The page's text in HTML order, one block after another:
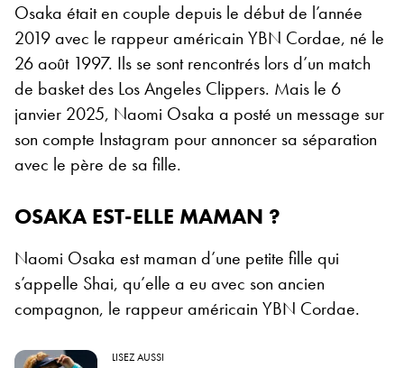
Osaka était en couple depuis le début de l’année
2019 avec le rappeur américain YBN Cordae, né le
26 août 1997. Ils se sont rencontrés lors d’un match
de basket des Los Angeles Clippers. Mais le 6
janvier 2025, Naomi Osaka a posté un message sur
son compte Instagram pour annoncer sa séparation
avec le père de sa fille.
OSAKA EST-ELLE MAMAN ?
Naomi Osaka est maman d’une petite fille qui
s’appelle Shai, qu’elle a eu avec son ancien
compagnon, le rappeur américain YBN Cordae.
LISEZ AUSSI